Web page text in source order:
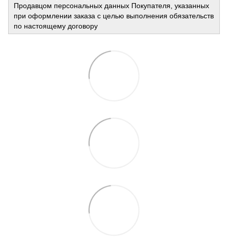
Продавцом персональных данных Покупателя, указанных
при оформлении заказа с целью выполнения обязательств
по настоящему договору